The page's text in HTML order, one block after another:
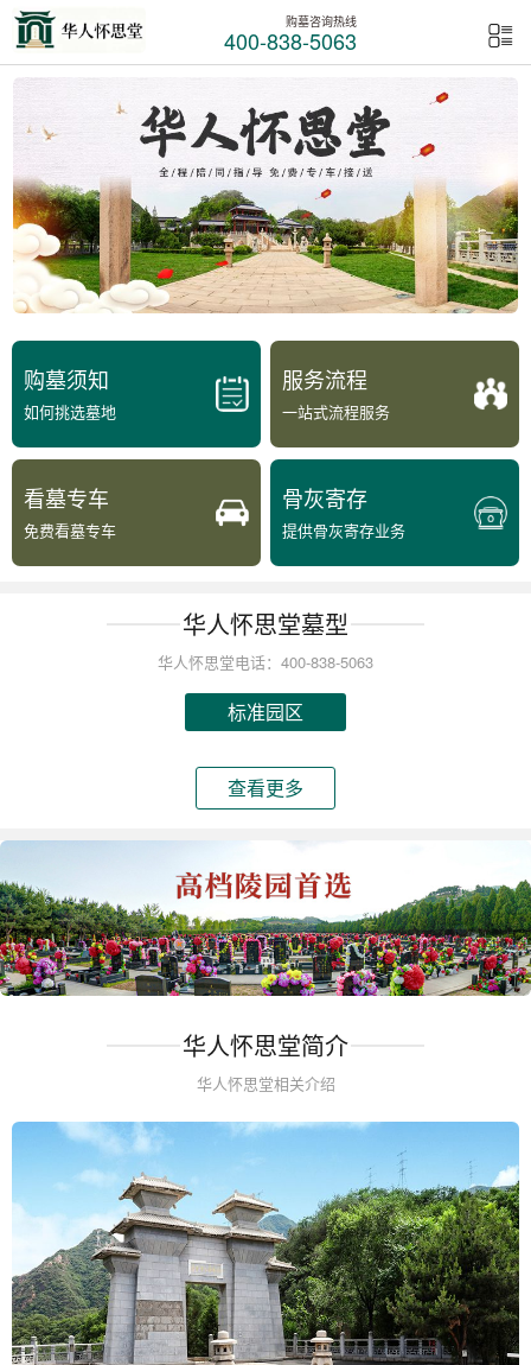
购墓咨询热线
400-838-5063
购墓须知
如何挑选墓地
服务流程
一站式流程服务
看墓专车
免费看墓专车
骨灰寄存
提供骨灰寄存业务
华人怀思堂墓型
华人怀思堂电话：400-838-5063
标准园区
查看更多
华人怀思堂简介
华人怀思堂相关介绍